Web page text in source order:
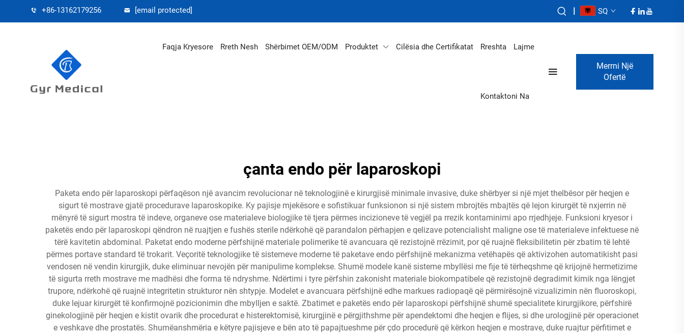
+86-13162179256 [email protected] | SQ
Faqja Kryesore Rreth Nesh Shërbimet OEM/ODM Produktet Cilësia dhe Certifikatat Rreshta Lajme
Kontaktoni Na
Merrni Një
Ofertë
çanta endo për laparoskopi
Paketa endo për laparoskopi përfaqëson një avancim revolucionar në teknologjinë e kirurgjisë minimale invasive, duke shërbyer si një mjet thelbësor për heqjen e
sigurt të mostrave gjatë procedurave laparoskopike. Ky pajisje mjekësore e sofistikuar funksionon si një sistem mbrojtës mbajtës që lejon kirurgët të nxjerrin në
mënyrë të sigurt mostra të indeve, organeve ose materialeve biologjike të tjera përmes incizioneve të vegjël pa rrezik kontaminimi apo rrjedhjeje. Funksioni kryesor i
paketës endo për laparoskopi qëndron në ruajtjen e fushës sterile ndërkohë që parandalon përhapjen e qelizave potencialisht maligne ose të materialeve infektuese në
tërë kavitetin abdominal. Paketat endo moderne përfshijnë materiale polimerike të avancuara që rezistojnë rrëzimit, por që ruajnë fleksibilitetin për zbatim të lehtë
përmes portave standard të trokarit. Veçoritë teknologjike të sistemeve moderne të paketave endo përfshijnë mekanizma vetëhapës që aktivizohen automatikisht pasi
vendosen në vendin kirurgjik, duke eliminuar nevojën për manipulime komplekse. Shumë modele kanë sisteme mbyllësi me fije të tërheqshme që krijojnë hermetizime
të sigurta rreth mostrave me madhësi dhe forma të ndryshme. Ndërtimi i tyre përfshin zakonisht materiale biokompatibele që rezistojnë degradimit kimik nga lëngjet
trupore, ndërkohë që ruajnë integritetin strukturor nën shtypje. Modelet e avancuara përfshijnë edhe markues radiopaqë që përmirësojnë vizualizimin nën fluoroskopi,
duke lejuar kirurgët të konfirmojnë pozicionimin dhe mbylljen e saktë. Zbatimet e paketës endo për laparoskopi përfshijnë shumë specialitete kirurgjikore, përfshirë
ginekologjinë për heqjen e kistit ovarik dhe procedurat e histerektomisë, kirurgjinë e përgjithshme për apendektomi dhe heqjen e flijes, si dhe urologjinë për operacionet
e veshkave dhe prostatës. Shumëanshmëria e këtyre pajisjeve e bën ato të papajtueshme për çdo procedurë që kërkon heqjen e mostrave, duke ruajtur përfitimet e